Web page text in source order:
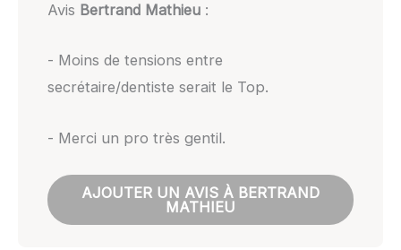
Avis Bertrand Mathieu:
- Moins de tensions entre
secrétaire/dentiste serait le Top.
- Merci un pro très gentil.
AJOUTER UN AVIS À BERTRAND
MATHIEU